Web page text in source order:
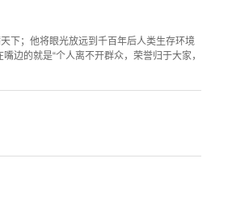
下；他将眼光放远到千百年后人类生存环境
边的就是“个人离不开群众，荣誉归于大家，